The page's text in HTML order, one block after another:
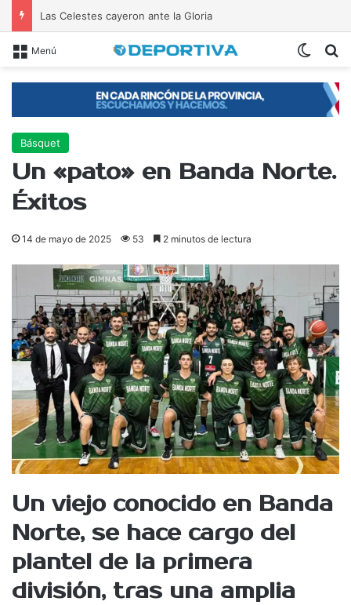
Las Celestes cayeron ante la Gloria
Menú
Básquet
Un «pato» en Banda Norte.
Éxitos
14 de mayo de 2025 53 2 minutos de lectura
Un viejo conocido en Banda
Norte, se hace cargo del
plantel de la primera
división, tras una amplia